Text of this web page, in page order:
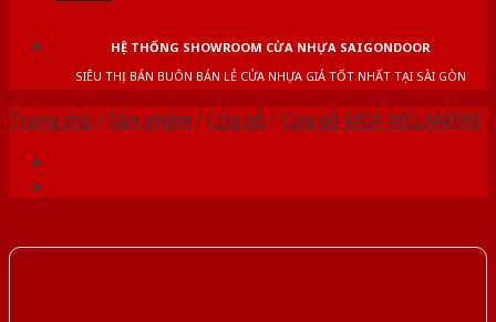
HỆ THỐNG SHOWROOM CỬA NHỰA SAIGONDOOR
SIÊU THỊ BÁN BUÔN BÁN LẺ CỬA NHỰA GIÁ TỐT NHẤT TẠI SÀI GÒN
Trang chủ /Sản phẩm /Cửa gỗ /Cửa gỗ MDF MELAMINE